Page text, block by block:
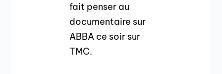
fait penser au
documentaire sur
ABBA ce soir sur
TMC.